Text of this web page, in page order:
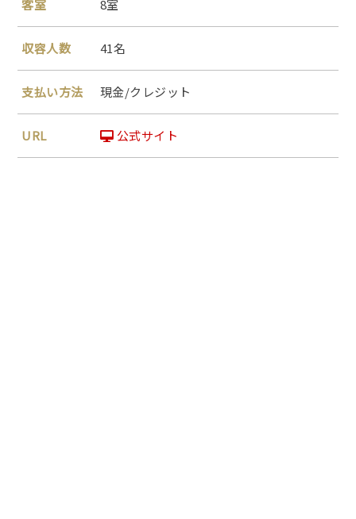
客室 8室
収容人数 41名
支払い方法 現金/クレジット
URL 公式サイト